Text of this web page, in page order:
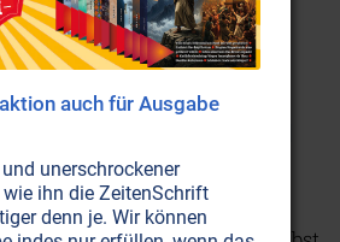
GESELLSCHAFT ALLGEMEIN
bald
auch für Ausgabe
unerschrockener
ihn die ZeitenSchrift
denn je. Wir können